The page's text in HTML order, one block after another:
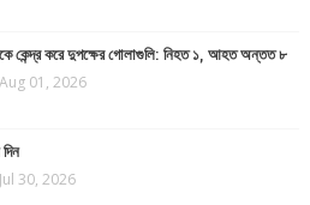
কেন্দ্র করে দুপক্ষের গোলাগুলি: নিহত ১, আহত অন্তত ৮
Aug 01, 2026
Jul 30, 2026